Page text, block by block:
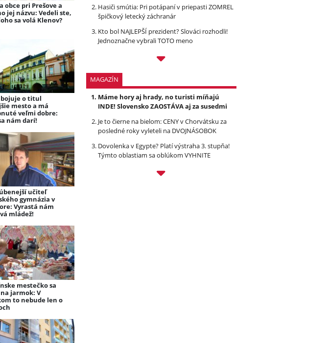
obce pri Prešove a
jej názvu: Vedeli ste,
sa volá Klenov?
bojuje o titul
mesto a má
veľmi dobre:
nám darí!
učiteľ
gymnázia v
Vyrastá nám
mládež!
mestečko sa
jarmok: V
to nebude len o
Hasiči smútia: Pri potápaní v priepasti ZOMREL
špičkový letecký záchranár
Kto bol NAJLEPŠÍ prezident? Slováci rozhodli!
Jednoznačne vybrali TOTO meno
MAGAZÍN
Máme hory aj hrady, no turisti míňajú
INDE! Slovensko ZAOSTÁVA aj za susedmi
Je to čierne na bielom: CENY v Chorvátsku za
posledné roky vyleteli na DVOJNÁSOBOK
Dovolenka v Egypte? Platí výstraha 3. stupňa!
Týmto oblastiam sa oblúkom VYHNITE